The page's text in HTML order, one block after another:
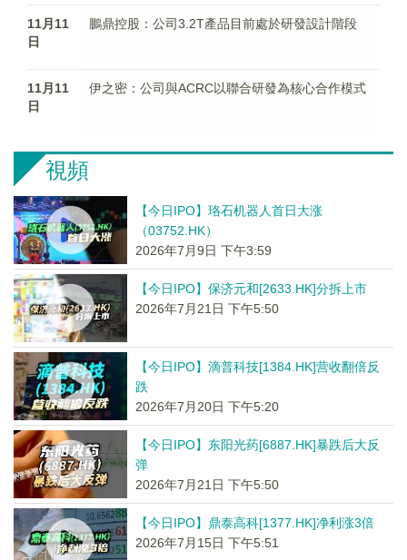
11月11
日
鵬鼎控股：公司3.2T產品目前處於研發設計階段
11月11
日
伊之密：公司與ACRC以聯合研發為核心合作模式
視頻
【今日IPO】珞石机器人首日大涨
（03752.HK）
2026年7月9日 下午3:59
【今日IPO】保济元和[2633.HK]分拆上市
2026年7月21日 下午5:50
【今日IPO】滴普科技[1384.HK]营收翻倍反
跌
2026年7月20日 下午5:20
【今日IPO】东阳光药[6887.HK]暴跌后大反
弹
2026年7月21日 下午5:50
【今日IPO】鼎泰高科[1377.HK]净利涨3倍
2026年7月15日 下午5:51